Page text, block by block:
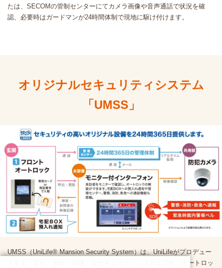
たは、SECOMの管制センターにてカメラ画像や音声通話で状況を確
認、必要時はガードマンが24時間体制で現地に駆け付けます。
オリジナルセキュリティシステム
「UMSS」
UMSS（UniLife® Mansion Security System）は、UniLifeがプロデュー
スする「安心・安全・快適」なセキュリティシステムです。オートロッ